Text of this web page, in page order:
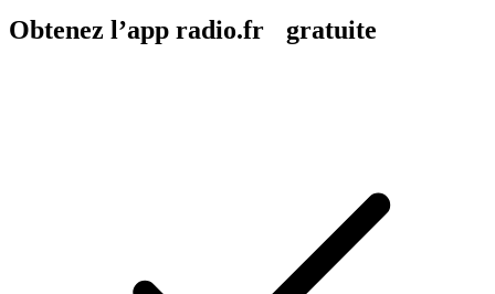
Obtenez l’app radio.fr gratuite